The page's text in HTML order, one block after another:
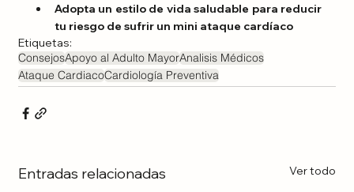
Adopta un estilo de vida saludable para reducir
tu riesgo de sufrir un mini ataque cardíaco
Etiquetas:
ConsejosApoyo al Adulto MayorAnalisis Médicos
Ataque CardiacoCardiología Preventiva
Entradas relacionadas Ver todo